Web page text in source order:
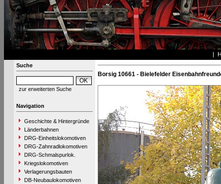
Suche
zur erweiterten Suche
Navigation
Geschichte & Hintergründe
Länderbahnen
DRG-Einheitslokomotiven
DRG-Zahnradlokomotiven
DRG-Schmalspurlok.
Kriegslokomotiven
Verlagerungsbauten
DB-Neubaulokomotiven
Borsig 10661 - Bielefelder